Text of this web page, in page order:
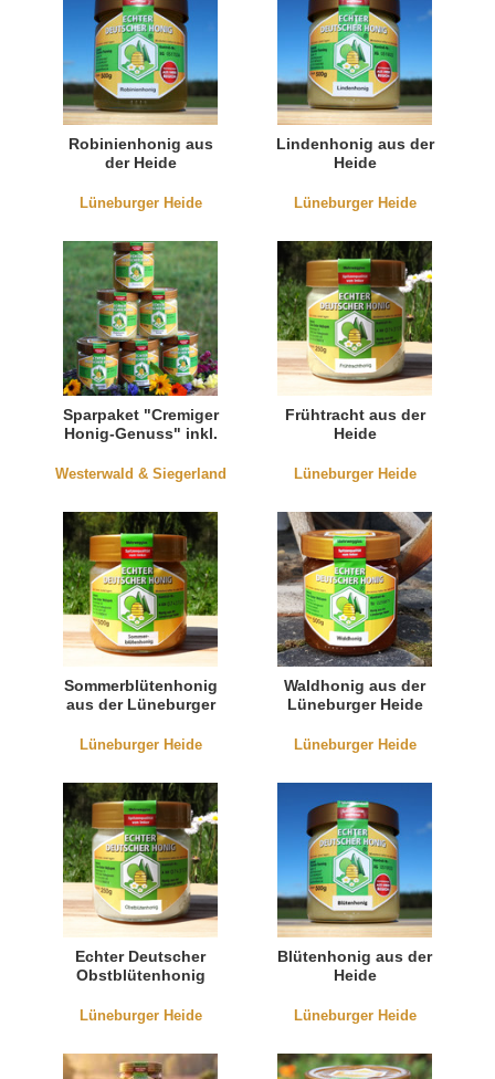
Robinienhonig aus
der Heide
Lüneburger Heide
Lindenhonig aus der
Heide
Lüneburger Heide
Sparpaket "Cremiger
Honig-Genuss" inkl.
Westerwald & Siegerland
Frühtracht aus der
Heide
Lüneburger Heide
Sommerblütenhonig
aus der Lüneburger
Lüneburger Heide
Waldhonig aus der
Lüneburger Heide
Lüneburger Heide
Echter Deutscher
Obstblütenhonig
Lüneburger Heide
Blütenhonig aus der
Heide
Lüneburger Heide